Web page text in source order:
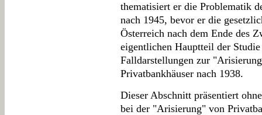
thematisiert er die Problematik
nach 1945, bevor er die
Österreich nach dem Ende des
eigentlichen Hauptteil der
Falldarstellungen zur
Privatbankhäuser nach 1938.
Dieser Abschnitt präsentiert
bei der "Arisierung" von